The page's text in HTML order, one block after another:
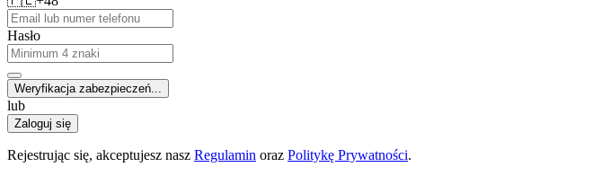
Hasło
Weryfikacja zabezpieczeń...
lub
Zaloguj się
Rejestrując się, akceptujesz nasz Regulamin oraz Politykę Prywatności.